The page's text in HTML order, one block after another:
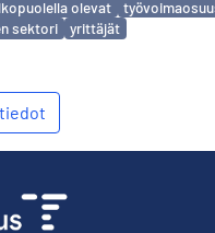
olevat
sektori yrittäjät